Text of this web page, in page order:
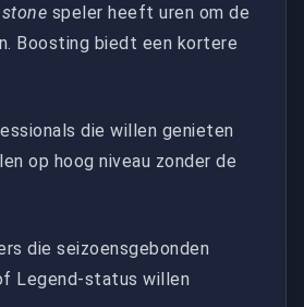
speler heeft uren om de
Boosting biedt een kortere
die willen genieten
op hoog niveau zonder de
die seizoensgebonden
Legend-status willen